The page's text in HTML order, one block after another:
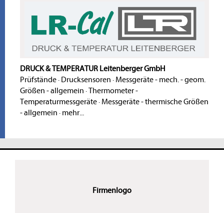
DRUCK & TEMPERATUR Leitenberger GmbH
Prüfstände· Drucksensoren · Messgeräte - mech. - geom.
Größen - allgemein ·Thermometer -
Temperaturmessgeräte· Messgeräte - thermische Größen
- allgemein · mehr...
Firmenlogo